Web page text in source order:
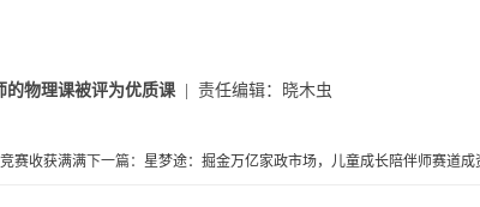
的物理课被评为优质课 | 责任编辑：晓木虫
赛收获满满 下一篇： 星梦途：掘金万亿家政市场，儿童成长陪伴师赛道成